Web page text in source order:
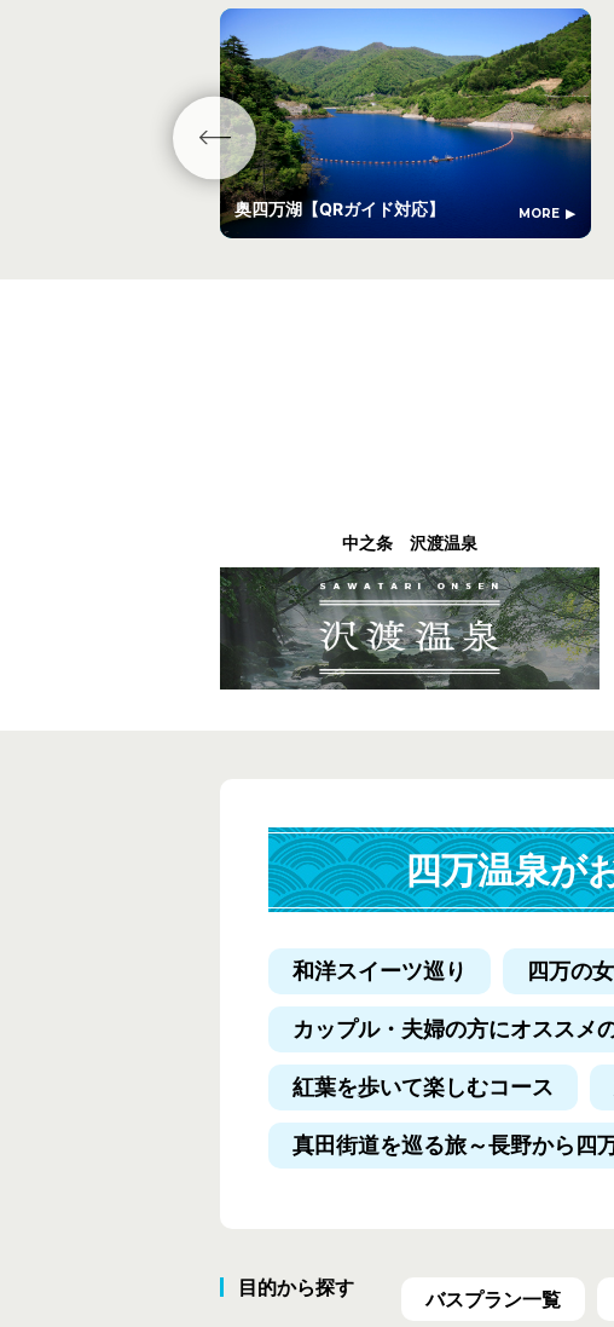
奥四万湖【QRガイド対応】 MORE
中之条 沢渡温泉
四万温泉が
和洋スイーツ巡り 四万の
カップル・夫婦の方にオススメ
紅葉を歩いて楽しむコース
真田街道を巡る旅～長野から四
目的から探す バスプラン一覧